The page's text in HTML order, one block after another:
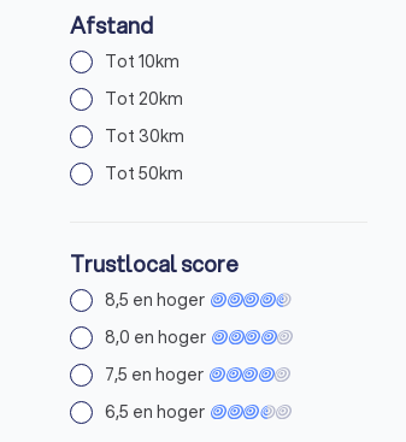
Afstand
Tot 10km
Tot 20km
Tot 30km
Tot 50km
Trustlocal score
8,5 en hoger
8,0 en hoger
7,5 en hoger
6,5 en hoger